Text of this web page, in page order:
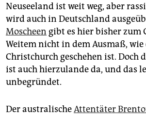
Neuseeland ist weit weg, aber
wird auch in Deutschland
Moscheen gibt es hier bisher zum
Weitem nicht in dem Ausmaß, wie
Christchurch geschehen ist. Doch
ist auch hierzulande da, und das
unbegründet.
Der australischeAttentäter